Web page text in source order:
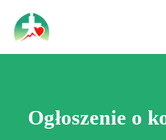
Wojewódzki Szpital
Św. Rafała w
Ogłoszenie o